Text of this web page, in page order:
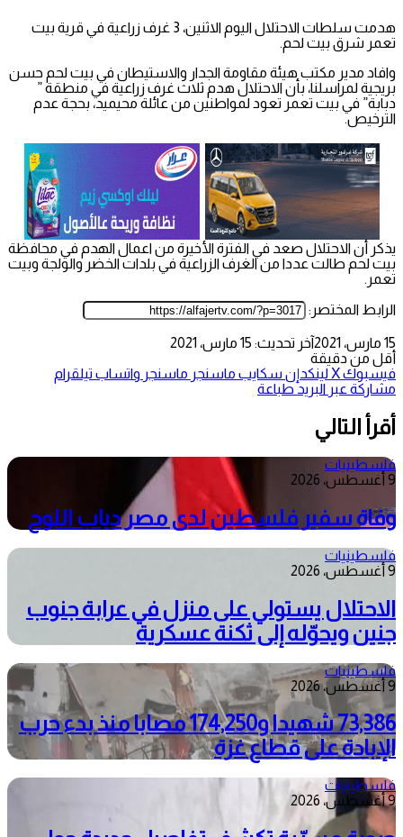
هدمت سلطات الاحتلال اليوم الاثنين، 3 غرف زراعية في قرية بيت
تعمر شرق بيت لحم.
وافاد مدير مكتب هيئة مقاومة الجدار والاستيطان في بيت لحم حسن
بريجية لمراسلنا، بأن الاحتلال هدم ثلاث غرف زراعية في منطقة ”
دبابة” في بيت تعمر تعود لمواطنين من عائلة محيميد، بحجة عدم
الترخيص.
يذكر أن الاحتلال صعد في الفترة الأخيرة من اعمال الهدم في محافظة
بيت لحم طالت عددا من الغرف الزراعية في بلدات الخضر والولجة وبيت
تعمر.
الرابط المختصر:
15 مارس، 2021
آخر تحديث: 15 مارس، 2021
أقل من دقيقة
فيسبوك‫Xلينكدإن سكايب ماسنجر ماسنجر واتساب تيلقرام
مشاركة عبر البريد طباعة
أقرأ التالي
فلسطينيات
9 أغسطس، 2026
وفاة سفير فلسطين لدى مصر دياب اللوح
فلسطينيات
9 أغسطس، 2026
الاحتلال يستولي على منزل في عرابة جنوب
جنين ويحوّله إلى ثكنة عسكرية
فلسطينيات
9 أغسطس، 2026
73,386 شهيدا و174,250 مصابا منذ بدء حرب
الإبادة على قطاع غزة
فلسطينيات
9 أغسطس، 2026